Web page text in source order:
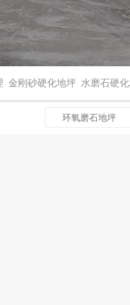
金刚砂硬化地坪 水磨石硬